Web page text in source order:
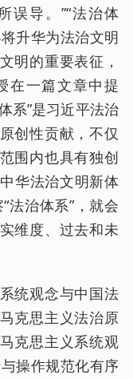
误导。”“法治体
升华为法治文明
明的重要表征，
在一篇文章中提
系”是习近平法治
创性贡献，不仅
围内也具有独创
华法治文明新体
法治体系”，就会
维度、过去和未
统观念与中国法
克思主义法治原
克思主义系统观
操作规范化有序